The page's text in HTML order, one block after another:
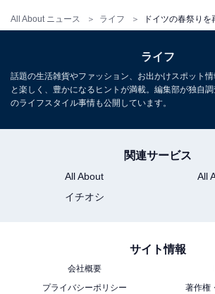
All About ニュース ライフ
ドイツの伝統料理「ラプスカウス」（画像はイメー
ライフ
話題の生活雑貨やファッション、お出かけスポット
と楽しく、豊かになるヒントが満載。編集部が独自
のライフスタイル事情も公開しています。
関連サービス
All About
All
イチオシ
サイト情報
会社概要
プライバシーポリシー
著作権